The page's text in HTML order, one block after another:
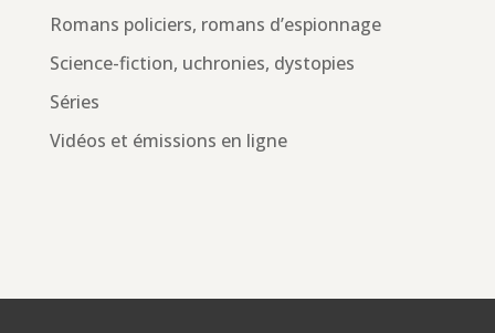
Romans policiers, romans d’espionnage
Science-fiction, uchronies, dystopies
Séries
Vidéos et émissions en ligne